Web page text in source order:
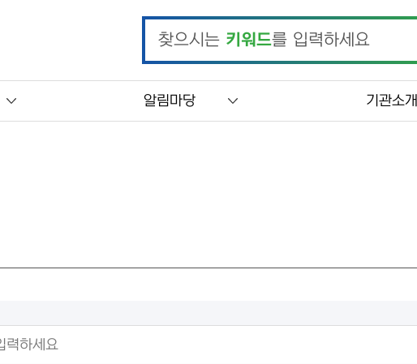
찾으시는 키워드를 입력하세요
알림마당 기관소개